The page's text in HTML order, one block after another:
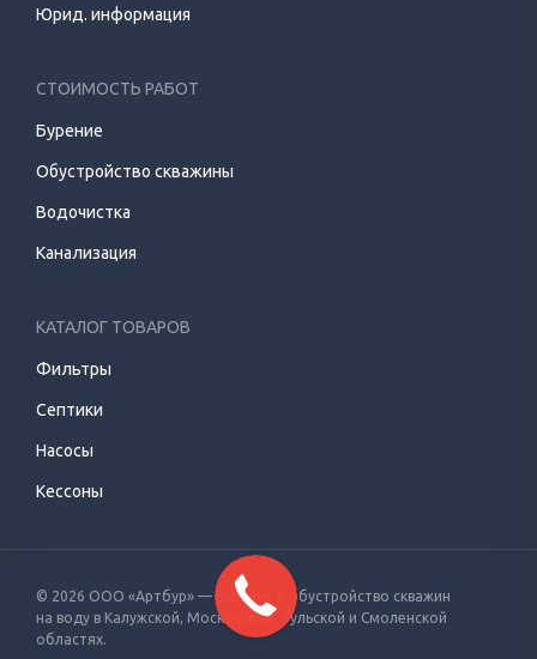
Юрид. информация
СТОИМОСТЬ РАБОТ
Бурение
Обустройство скважины
Водочистка
Канализация
КАТАЛОГ ТОВАРОВ
Фильтры
Септики
Насосы
Кессоны
© 2026 ООО «Артбур» — Бурение и обустройство скважин
на воду в Калужской, Московской, Тульской и Смоленской
областях.